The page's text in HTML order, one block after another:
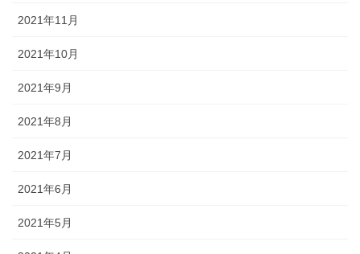
2021年11月
2021年10月
2021年9月
2021年8月
2021年7月
2021年6月
2021年5月